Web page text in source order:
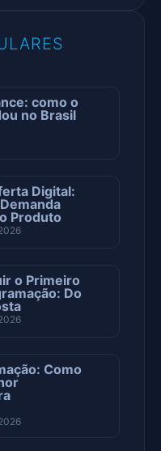
como o
no Brasil
Digital:
Produto
o Primeiro
Do
Como